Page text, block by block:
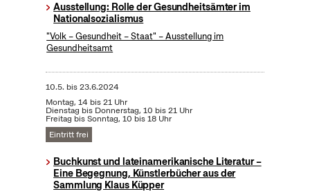
Ausstellung: Rolle der Gesundheitsämter im
Nationalsozialismus
"Volk – Gesundheit – Staat" – Ausstellung im
Gesundheitsamt
10.5. bis23.6.2024
Montag, 14 bis 21 Uhr
Dienstag bis Donnerstag, 10 bis 21 Uhr
Freitag bis Sonntag, 10 bis 18 Uhr
Eintritt frei
Buchkunst und lateinamerikanische Literatur –
Eine Begegnung, Künstlerbücher aus der
Sammlung Klaus Küpper